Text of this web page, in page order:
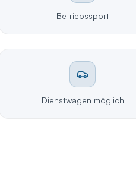
Betriebssport
Dienstwagen möglich